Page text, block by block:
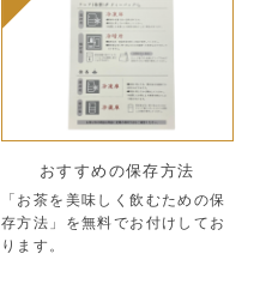
おすすめの保存方法
「お茶を美味しく飲むための保
存方法」を無料でお付けしてお
ります。